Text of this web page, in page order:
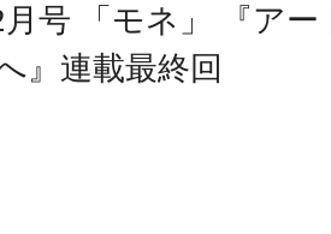
月号 「モネ」 『ア
』連載最終回